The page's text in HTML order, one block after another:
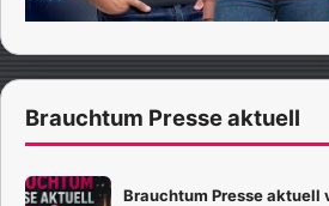
Brauchtum Presse aktuell
Brauchtum Presse aktuell